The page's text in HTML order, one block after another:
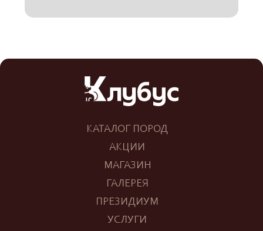
КАТАЛОГ ПОРОД
АКЦИИ
МАГАЗИН
ГАЛЕРЕЯ
ПРЕЗИДИУМ
УСЛУГИ